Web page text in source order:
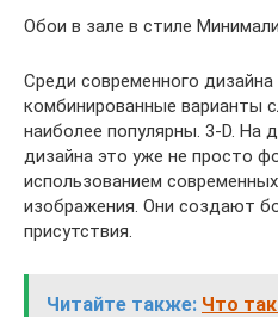
Обои в зале в стиле
Среди современного
комбинированные варианты
наиболее популярны. 3-D. На
дизайна это уже не просто
использованием
изображения. Они создают
присутствия.
Читайте также: Что